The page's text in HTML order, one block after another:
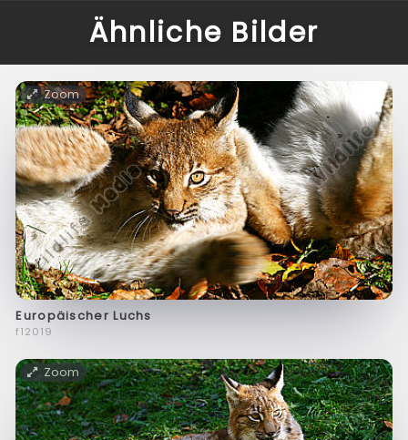
Ähnliche Bilder
Zoom
Europäischer Luchs
f12019
Zoom